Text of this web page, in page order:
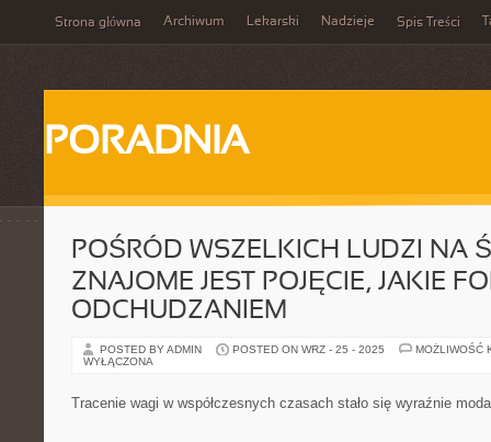
Strona główna Archiwum Lekarski Nadzieje Spis Treści
PORADNIA
POŚRÓD WSZELKICH LUDZI NA
ZNAJOME JEST POJĘCIE, JAKIE
ODCHUDZANIEM
POSTED BY ADMIN POSTED ON WRZ - 25 - 2025
MOŻLIWOŚĆ
WYŁĄCZONA
Tracenie wagi w współczesnych czasach stało się wyraźnie moda